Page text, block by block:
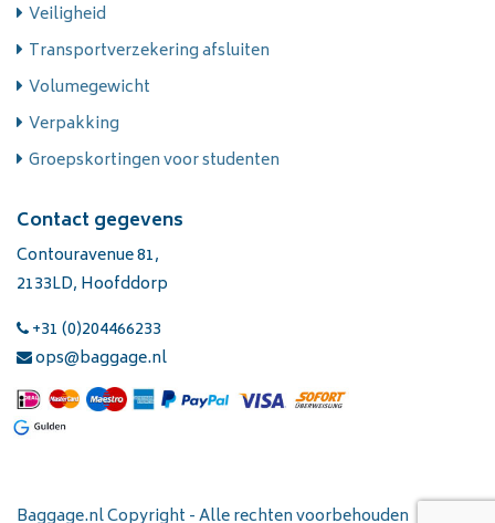
Veiligheid
Transportverzekering afsluiten
Volumegewicht
Verpakking
Groepskortingen voor studenten
Contact gegevens
Contouravenue 81,
2133LD, Hoofddorp
+31 (0)204466233
ops@baggage.nl
Baggage.nl Copyright - Alle rechten voorbehouden